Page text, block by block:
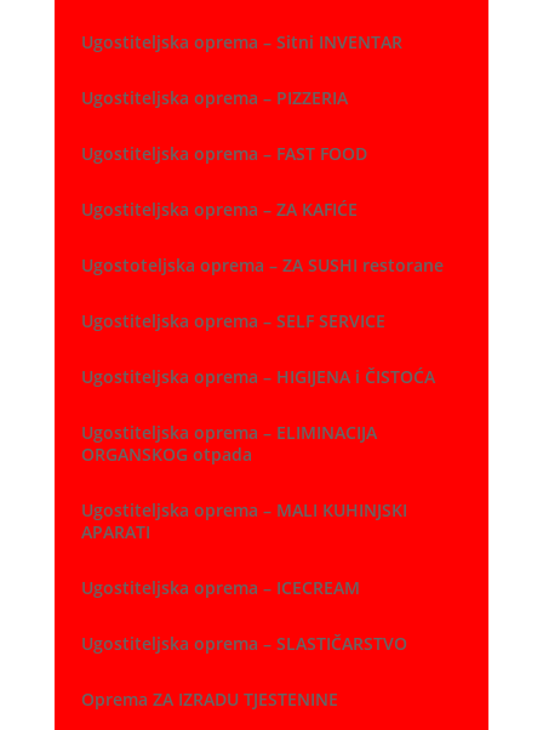
Ugostiteljska oprema – Sitni INVENTAR
Ugostiteljska oprema – PIZZERIA
Ugostiteljska oprema – FAST FOOD
Ugostiteljska oprema – ZA KAFIĆE
Ugostoteljska oprema – ZA SUSHI restorane
Ugostiteljska oprema – SELF SERVICE
Ugostiteljska oprema – HIGIJENA i ČISTOĆA
Ugostiteljska oprema – ELIMINACIJA
ORGANSKOG otpada
Ugostiteljska oprema – MALI KUHINJSKI
APARATI
Ugostiteljska oprema – ICECREAM
Ugostiteljska oprema – SLASTIČARSTVO
Oprema ZA IZRADU TJESTENINE